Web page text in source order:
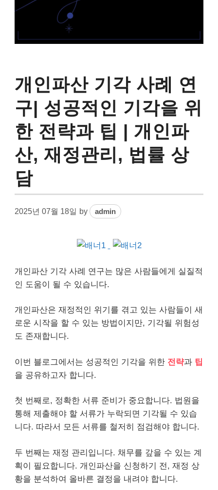
개인파산 기각 사례 연
구| 성공적인 기각을 위
한 전략과 팁 | 개인파
산, 재정관리, 법률 상
담
2025년 07월 18일 by admin
개인 파산 기각 사례 연구는 많은 사람들에게 실질적
인 도움이 될 수 있습니다.
개인파산은 재정적인 위기를 겪고 있는 사람들이 새
로운 시작을 할 수 있는 방법이지만, 기각될 위험성
도 존재합니다.
이번 블로그에서는 성공적인 기각을 위한 전략과 팁
을 공유하고자 합니다.
첫 번째로, 정확한 서류 준비가 중요합니다. 법원을
통해 제출해야 할 서류가 누락되면 기각될 수 있습
니다. 따라서 모든 서류를 철저히 점검해야 합니다.
두 번째는 재정 관리입니다. 채무를 갚을 수 있는 계
획이 필요합니다. 개인파산을 신청하기 전, 재정 상
황을 분석하여 올바른 결정을 내려야 합니다.